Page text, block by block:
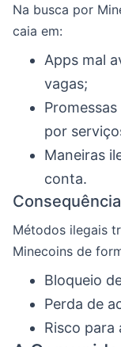
Na busca por
caia em:
Apps mal
vagas;
por
Maneiras
conta.
Métodos ilegais
Minecoins de
Bloqueio
Perda de
Risco para